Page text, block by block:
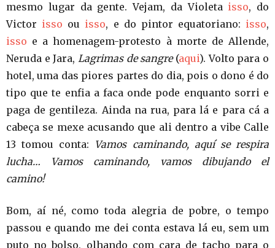
mesmo lugar da gente. Vejam, da Violeta isso, do
Victor isso ou isso, e do pintor equatoriano: isso,
isso e a homenagem-protesto à morte de Allende,
Neruda e Jara, Lagrimas de sangre(aqui). Volto para o
hotel, uma das piores partes do dia, pois o dono é do
tipo que te enfia a faca onde pode enquanto sorri e
paga de gentileza. Ainda na rua, para lá e para cá a
cabeça se mexe acusando que ali dentro a vibe Calle
13 tomou conta: Vamos caminando, aquí se respira
lucha… Vamos caminando, vamos dibujando el
camino!
Bom, aí né, como toda alegria de pobre, o tempo
passou e quando me dei conta estava lá eu, sem um
puto no bolso, olhando com cara de tacho para o